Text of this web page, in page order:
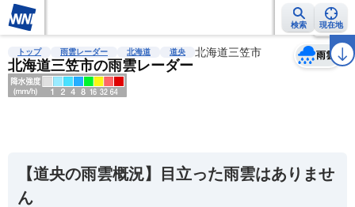
検索 現在地
雨雲レーダー 台風情報 地震情報 警報・注意報 2週間天気 ラ
トップ 雨雲レーダー 北海道 道央 北海道三笠市
北海道三笠市の雨雲レーダー
雨雲
天気 台風
【道央の雨雲概況】目立った雨雲はありませ
ん